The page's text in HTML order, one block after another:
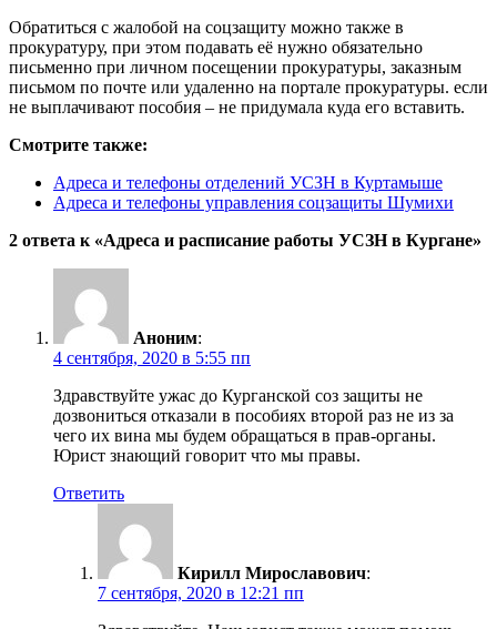
Обратиться с жалобой на соцзащиту можно также в
прокуратуру, при этом подавать её нужно обязательно
письменно при личном посещении прокуратуры, заказным
письмом по почте или удаленно на портале прокуратуры. если
не выплачивают пособия – не придумала куда его вставить.
Смотрите также:
Адреса и телефоны отделений УСЗН в Куртамыше
Адреса и телефоны управления соцзащиты Шумихи
2 ответа к «Адреса и расписание работы УСЗН в Кургане»
Аноним:
4 сентября, 2020 в 5:55 пп
Здравствуйте ужас до Курганской соз защиты не
дозвониться отказали в пособиях второй раз не из за
чего их вина мы будем обращаться в прав-органы.
Юрист знающий говорит что мы правы.
Ответить
Кирилл Мирославович:
7 сентября, 2020 в 12:21 пп